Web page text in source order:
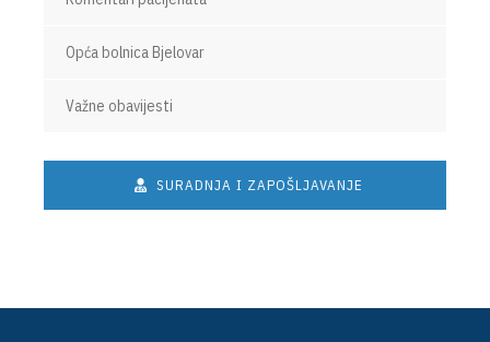
Opća bolnica Bjelovar
Važne obavijesti
SURADNJA I ZAPOŠLJAVANJE